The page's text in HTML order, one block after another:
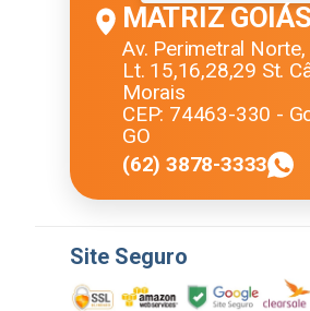
MATRIZ GOIÁS
Av. Perimetral Norte,
Lt. 15,16,28,29 St.
Morais
CEP: 74463-330 -
GO
(62) 3878-3333
Site Seguro